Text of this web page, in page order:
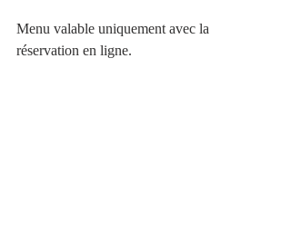
Menu valable uniquement avec la
réservation en ligne.